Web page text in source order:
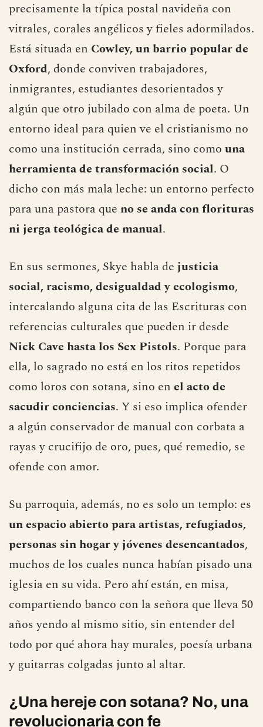
precisamente la típica postal navideña con
vitrales, corales angélicos y fieles adormilados.
Está situada en Cowley, un barrio popular de
Oxford, donde conviven trabajadores,
inmigrantes, estudiantes desorientados y
algún que otro jubilado con alma de poeta. Un
entorno ideal para quien ve el cristianismo no
como una institución cerrada, sino como una
herramienta de transformación social. O
dicho con más mala leche: un entorno perfecto
para una pastora que no se anda con florituras
ni jerga teológica de manual.
En sus sermones, Skye habla de justicia
social, racismo, desigualdad y ecologismo,
intercalando alguna cita de las Escrituras con
referencias culturales que pueden ir desde
Nick Cave hasta los Sex Pistols. Porque para
ella, lo sagrado no está en los ritos repetidos
como loros con sotana, sino en el acto de
sacudir conciencias. Y si eso implica ofender
a algún conservador de manual con corbata a
rayas y crucifijo de oro, pues, qué remedio, se
ofende con amor.
Su parroquia, además, no es solo un templo: es
un espacio abierto para artistas, refugiados,
personas sin hogar y jóvenes desencantados,
muchos de los cuales nunca habían pisado una
iglesia en su vida. Pero ahí están, en misa,
compartiendo banco con la señora que lleva 50
años yendo al mismo sitio, sin entender del
todo por qué ahora hay murales, poesía urbana
y guitarras colgadas junto al altar.
¿Una hereje con sotana? No, una
revolucionaria con fe